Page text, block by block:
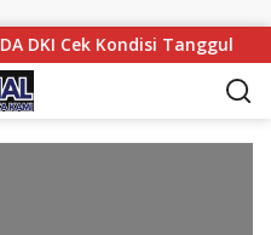
Cek Kondisi Tanggul